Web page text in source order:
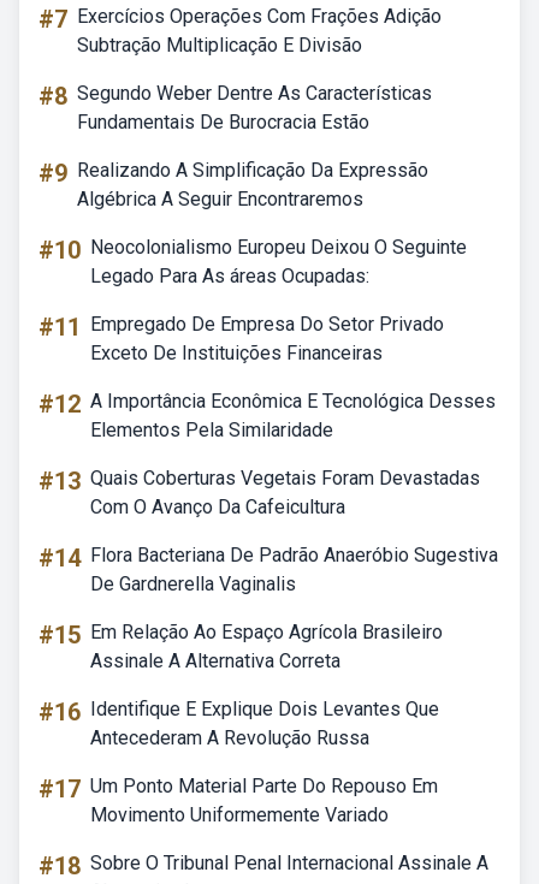
#7 Exercícios Operações Com Frações Adição
Subtração Multiplicação E Divisão
#8 Segundo Weber Dentre As Características
Fundamentais De Burocracia Estão
#9 Realizando A Simplificação Da Expressão
Algébrica A Seguir Encontraremos
#10 Neocolonialismo Europeu Deixou O Seguinte
Legado Para As áreas Ocupadas:
#11
Empregado De Empresa Do Setor Privado
Exceto De Instituições Financeiras
#12 A Importância Econômica E Tecnológica Desses
Elementos Pela Similaridade
#13 Quais Coberturas Vegetais Foram Devastadas
Com O Avanço Da Cafeicultura
#14 Flora Bacteriana De Padrão Anaeróbio Sugestiva
De Gardnerella Vaginalis
#15 Em Relação Ao Espaço Agrícola Brasileiro
Assinale A Alternativa Correta
#16 Identifique E Explique Dois Levantes Que
Antecederam A Revolução Russa
#17 Um Ponto Material Parte Do Repouso Em
Movimento Uniformemente Variado
#18 Sobre O Tribunal Penal Internacional Assinale A